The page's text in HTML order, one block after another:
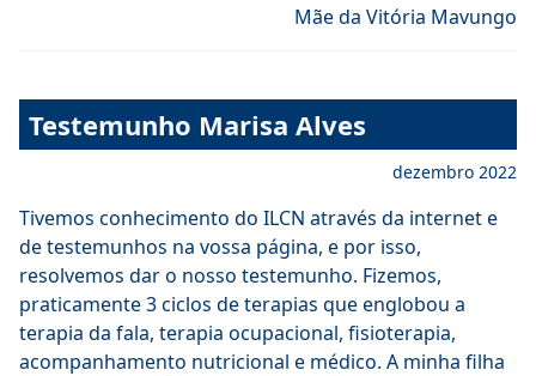
Mãe da Vitória Mavungo
Testemunho Marisa Alves
dezembro 2022
Tivemos conhecimento do ILCN através da internet e
de testemunhos na vossa página, e por isso,
resolvemos dar o nosso testemunho. Fizemos,
praticamente 3 ciclos de terapias que englobou a
terapia da fala, terapia ocupacional, fisioterapia,
acompanhamento nutricional e médico. A minha filha